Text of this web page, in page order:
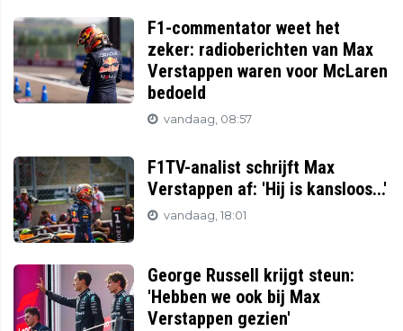
F1-commentator weet het
zeker: radioberichten van Max
Verstappen waren voor McLaren
bedoeld
vandaag, 08:57
F1TV-analist schrijft Max
Verstappen af: 'Hij is kansloos...'
vandaag, 18:01
George Russell krijgt steun:
'Hebben we ook bij Max
Verstappen gezien'